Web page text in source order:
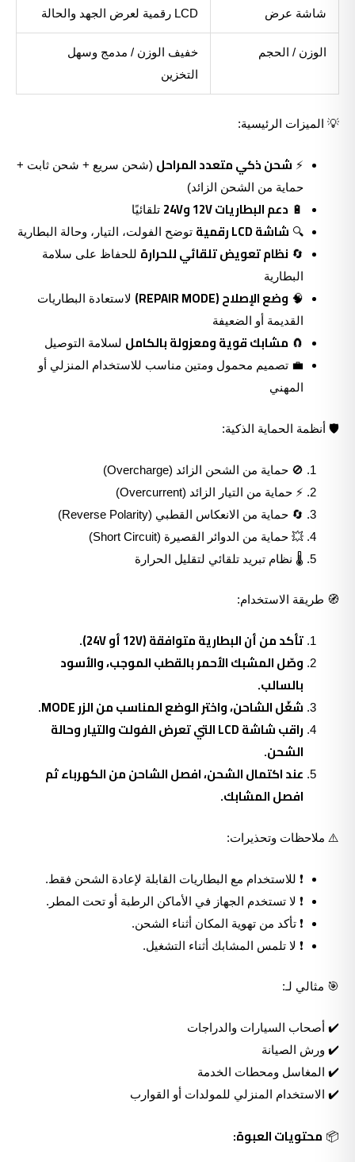
شاشة عرض LCD رقمية لعرض الجهد والحالة
الوزن / الحجم
خفيف الوزن / مدمج وسهل
التخزين
💡 الميزات الرئيسية:
⚡ شحن ذكي متعدد المراحل (شحن سريع + شحن ثابت +
حماية من الشحن الزائد)
🔋 دعم البطاريات 12V و24V
تلقائيًا
🔍 شاشة LCD رقمية
توضح الفولت، التيار، وحالة البطارية
🔄 نظام تعويض تلقائي للحرارة للحفاظ على سلامة
البطارية
🧠 وضع الإصلاح (REPAIR MODE)
لاستعادة البطاريات
القديمة أو الضعيفة
🧲 مشابك قوية ومعزولة بالكامل لسلامة التوصيل
💼 تصميم محمول ومتين مناسب للاستخدام المنزلي أو
المهني
🛡️ أنظمة الحماية الذكية:
🚫 حماية من الشحن الزائد (Overcharge)
⚡ حماية من التيار الزائد (Overcurrent)
🔄 حماية من الانعكاس القطبي (Reverse Polarity)
💥 حماية من الدوائر القصيرة (Short Circuit)
🌡️ نظام تبريد تلقائي لتقليل الحرارة
🧭 طريقة الاستخدام:
تأكد من أن البطارية متوافقة (12V أو 24V).
وصّل المشبك الأحمر بالقطب الموجب، والأسود
بالسالب.
شغّل الشاحن، واختر الوضع المناسب من الزر MODE.
راقب شاشة LCD التي تعرض الفولت والتيار وحالة
الشحن.
عند اكتمال الشحن، افصل الشاحن من الكهرباء ثم
افصل المشابك.
⚠️ ملاحظات وتحذيرات:
❗ للاستخدام مع البطاريات القابلة لإعادة الشحن فقط.
❗ لا تستخدم الجهاز في الأماكن الرطبة أو تحت المطر.
❗ تأكد من تهوية المكان أثناء الشحن.
❗ لا تلمس المشابك أثناء التشغيل.
🎯 مثالي لـ:
✔️ أصحاب السيارات والدراجات
✔️ ورش الصيانة
✔️ المغاسل ومحطات الخدمة
✔️ الاستخدام المنزلي للمولدات أو القوارب
📦 محتويات العبوة: